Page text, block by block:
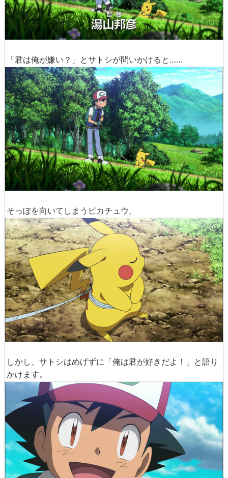
「君は俺が嫌い？」とサトシが問いかけると……
そっぽを向いてしまうピカチュウ。
しかし、サトシはめげずに「俺は君が好きだよ！」と語り
かけます。